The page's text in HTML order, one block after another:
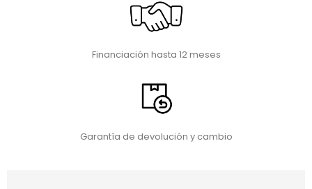
Financiación hasta 12 meses
Garantía de devolución y cambio